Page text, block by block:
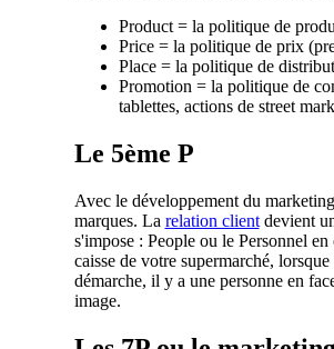
Product = la politique de
Price = la politique de prix
Place = la politique de
Promotion = la politique de
tablettes, actions de street
Le 5ème P
Avec le développement du
marques. La relation clientdevient
s'impose : People ou le Personnel
caisse de votre supermarché,
démarche, il y a une personne en
image.